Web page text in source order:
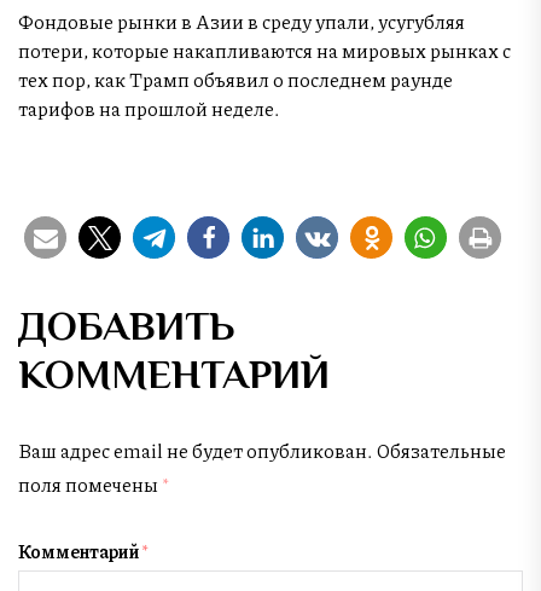
Фондовые рынки в Азии в среду упали, усугубляя
потери, которые накапливаются на мировых рынках с
тех пор, как Трамп объявил о последнем раунде
тарифов на прошлой неделе.
ДОБАВИТЬ
КОММЕНТАРИЙ
Ваш адрес email не будет опубликован. Обязательные
поля помечены *
Комментарий*